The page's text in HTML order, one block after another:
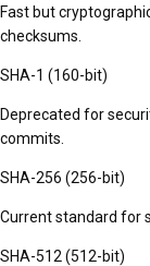
Fast but
checksums.
SHA-1 (160-bit)
Deprecated for
commits.
SHA-256 (256-bit)
Current standard for
SHA-512 (512-bit)